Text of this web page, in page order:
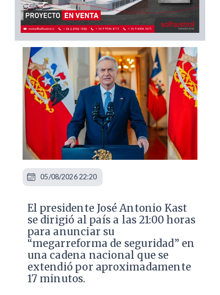
El presidente José Antonio Kast
se dirigió al país a las 21:00 horas
para anunciar su
“megarreforma de seguridad” en
una cadena nacional que se
extendió por aproximadamente
17 minutos.
05/08/2026 22:20